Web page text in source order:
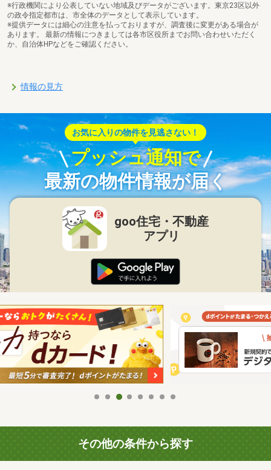
※行政機関により公表していない地域及びデータがございます。東京23区以外
の政令指定都市は、市全体のデータとして表示しています。
※提供データには細心の注意を払っておりますが、調査後に変更がある場合が
あります。 最新の情報につきましては各市区役所までお問い合わせいただく
か、自治体HPなどをご確認ください。
情報の見方
お気に入りの物件を見逃さない！
プッシュ通知で
最新の物件情報が届く
goo住宅・不動産
アプリ
その他の条件から探す